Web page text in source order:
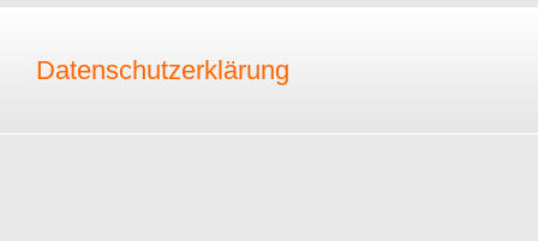
Datenschutzerklärung